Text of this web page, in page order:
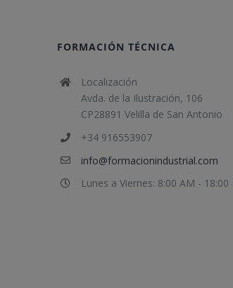
FORMACIÓN TÉCNICA
Localización
Avda. de la Ilustración, 106
CP28891 Velilla de San Antonio
+34 916553907
info@formacionindustrial.com
Lunes a Viernes: 8:00 AM - 18:00